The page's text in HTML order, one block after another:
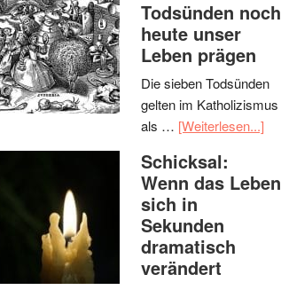
Todsünden noch
heute unser
Leben prägen
Die sieben Todsünden
gelten im Katholizismus
als … [Weiterlesen...]
Schicksal:
Wenn das Leben
sich in
Sekunden
dramatisch
verändert